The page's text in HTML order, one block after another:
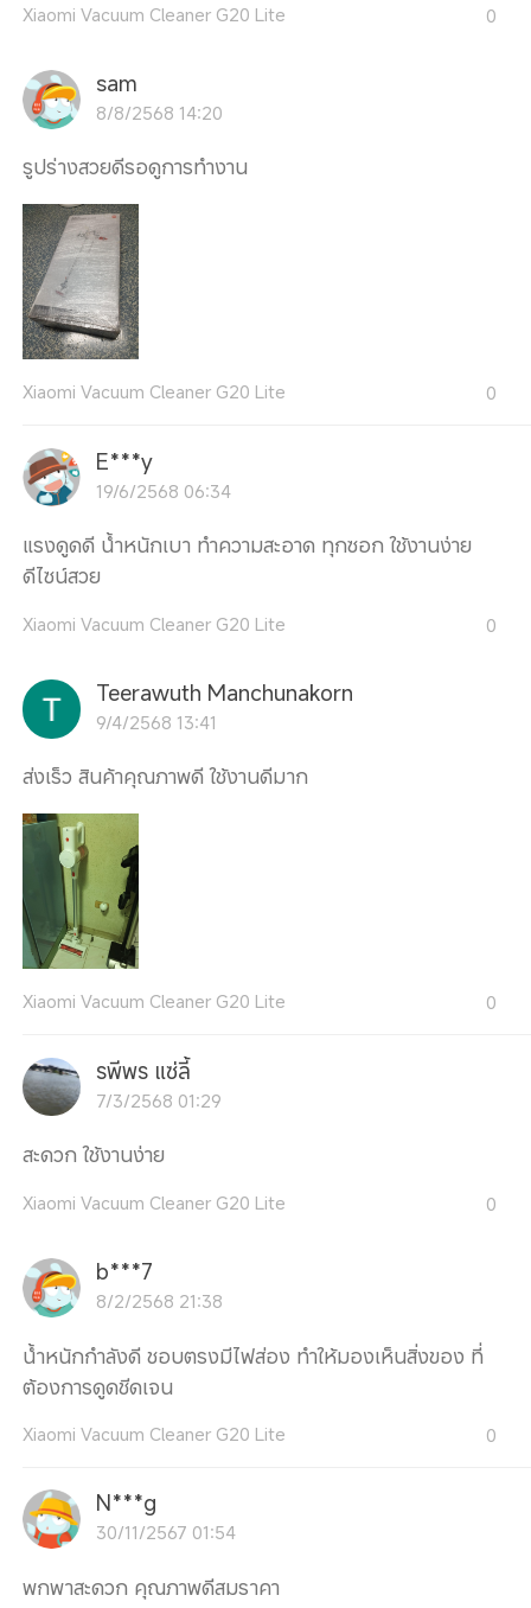
Xiaomi Vacuum Cleaner G20 Lite 0
sam
8/8/2568 14:20
รูปร่างสวยดีรอดูการทำงาน
Xiaomi Vacuum Cleaner G20 Lite 0
E***y
19/6/2568 06:34
แรงดูดดี น้ำหนักเบา ทำความสะอาด ทุกซอก ใช้งานง่าย
ดีไซน์สวย
Xiaomi Vacuum Cleaner G20 Lite 0
Teerawuth Manchunakorn
9/4/2568 13:41
ส่งเร็ว สินค้าคุณภาพดี ใช้งานดีมาก
Xiaomi Vacuum Cleaner G20 Lite 0
รพีพร แซ่ลี้
7/3/2568 01:29
สะดวก ใช้งานง่าย
Xiaomi Vacuum Cleaner G20 Lite 0
b***7
8/2/2568 21:38
น้ำหนักกำลังดี ชอบตรงมีไฟส่อง ทำให้มองเห็นสิ่งของ ที่
ต้องการดูดชีดเจน
Xiaomi Vacuum Cleaner G20 Lite 0
N***g
30/11/2567 01:54
พกพาสะดวก คุณภาพดีสมราคา